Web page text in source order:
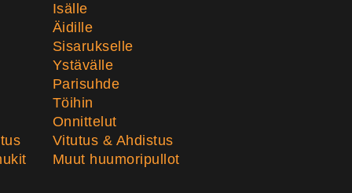
Isälle
Äidille
Sisarukselle
Ystävälle
Parisuhde
Töihin
Onnittelut
Vitutus & Ahdistus
Muut huumoripullot